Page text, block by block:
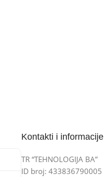
Kontakti i informacije
TR “TEHNOLOGIJA BA”
ID broj: 433836790005